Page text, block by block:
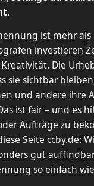
.
ist mehr
investieren
Die
sie sichtbar
und andere ihre
ist fair – und es
Aufträge zu
Seite ccby.de:
gut
so einfach